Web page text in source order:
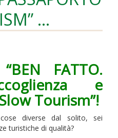
g
a
t
i
o
…
FATTO.
e
Tourism”!
diverse dal solito, sei
turistiche di qualità?